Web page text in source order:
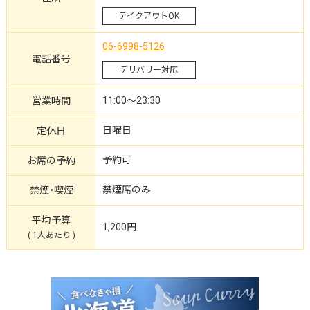
テイクアウトOK
電話番号
06-6998-5126
デリバリー対応
営業時間 11:00～23:30
定休日 日曜日
お席の予約 予約可
禁煙・喫煙 禁煙席のみ
平均予算
( 1人あたり )
1,200円